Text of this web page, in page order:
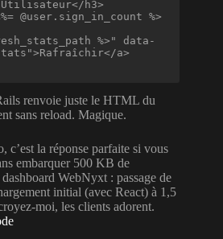
a>
renvoie juste le HTML du
sans reload. Magique.
c’est la réponse parfaite si vous
embarquer 500 KB de
WebNyxt : passage de
initial (avec React) à 1,5
moi, les clients adorent.